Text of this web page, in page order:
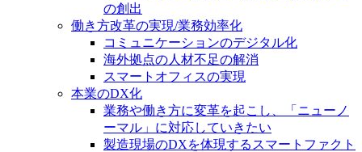
の創出
働き方改革の実現/業務効率化
コミュニケーションのデジタル化
海外拠点の人材不足の解消
スマートオフィスの実現
本業のDX化
業務や働き方に変革を起こし、「ニューノ
ーマル」に対応していきたい
製造現場のDXを体現するスマートファクト